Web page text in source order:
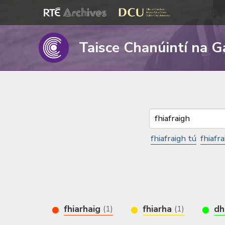
Taisce Chanúintí na
fhiafraigh tú
fhiarhaig (1) fhiarha (1)